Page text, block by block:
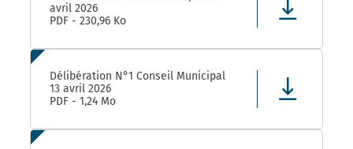
avril 2026
PDF - 230,96 Ko
Délibération N°1 Conseil Municipal
13 avril 2026
PDF - 1,24 Mo